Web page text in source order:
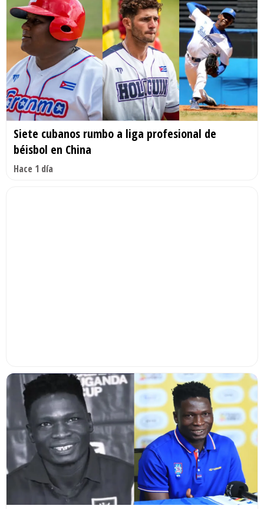
Siete cubanos rumbo a liga profesional de
béisbol en China
Hace 1 día